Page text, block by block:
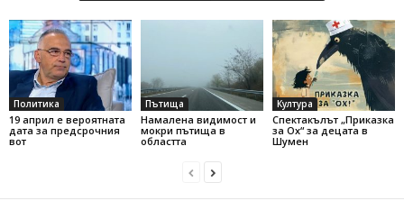
Политика
19 април е вероятната
дата за предсрочния
вот
Пътища
Намалена видимост и
мокри пътища в
областта
Култура
Спектакълът „Приказка
за Ох“ за децата в
Шумен